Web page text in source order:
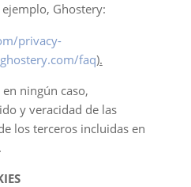
Ghostery:
privacy-
faq).
en ningún caso,
y veracidad de las
los terceros incluidas en